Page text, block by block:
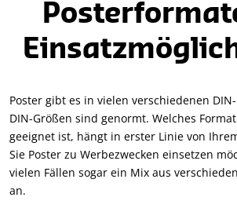
Poster gibt es in vielen verschiedenen
DIN-Größen sind genormt. Welches
geeignet ist, hängt in erster Linie von
Sie Poster zu Werbezwecken einsetzen
vielen Fällen sogar ein Mix aus
an.